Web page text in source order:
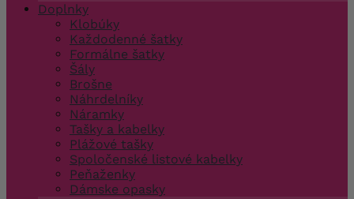
Doplnky
Klobúky
Každodenné šatky
Formálne šatky
Šály
Brošne
Náhrdelníky
Náramky
Tašky a kabelky
Plážové tašky
Spoločenské listové kabelky
Peňaženky
Dámske opasky